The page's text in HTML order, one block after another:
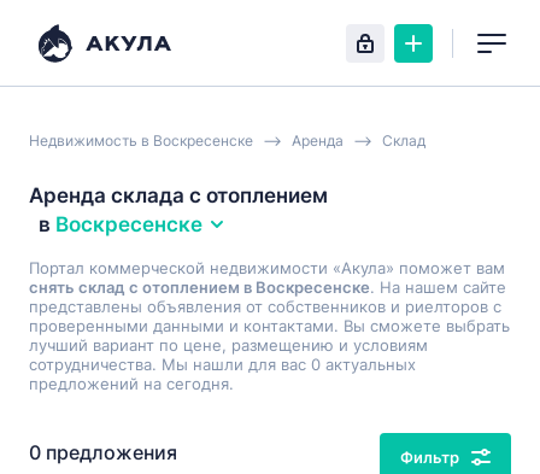
Недвижимость в Воскресенске Аренда Склад
Аренда склада с отоплением
в Воскресенске
Портал коммерческой недвижимости «Акула» поможет вам
снять склад с отоплением в Воскресенске. На нашем сайте
представлены объявления от собственников и риелторов с
проверенными данными и контактами. Вы сможете выбрать
лучший вариант по цене, размещению и условиям
сотрудничества. Мы нашли для вас 0 актуальных
предложений на сегодня.
0 предложения Фильтр